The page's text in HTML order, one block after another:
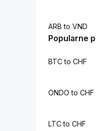
ARB to VND
Popularne
BTC to CHF
ONDO to CHF
LTC to CHF